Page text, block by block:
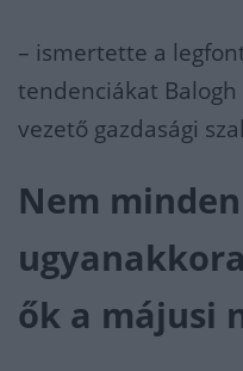
– ismertette a
tendenciákat
vezető gazdasági
Nem
ők a májusi